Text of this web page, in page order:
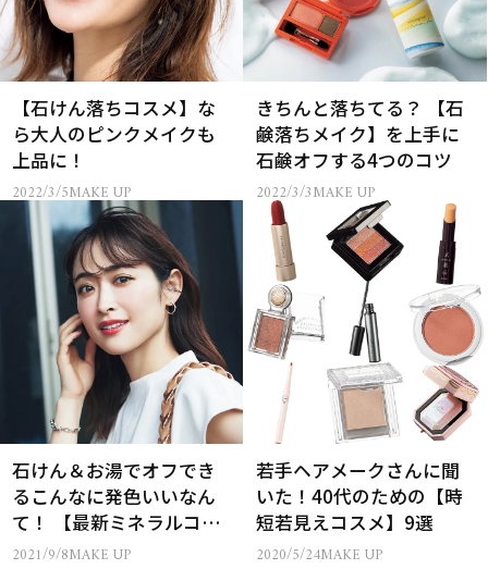
【石けん落ちコスメ】な
ら大人のピンクメイクも
上品に！
2022/3/5MAKE UP
きちんと落ちてる？ 【石
鹸落ちメイク】を上手に
石鹸オフする4つのコツ
2022/3/3MAKE UP
石けん＆お湯でオフでき
るこんなに発色いいなん
て！ 【最新ミネラルコス
メ】20選
2021/9/8MAKE UP
若手ヘアメークさんに聞
いた！40代のための【時
短若見えコスメ】9選
2020/5/24MAKE UP